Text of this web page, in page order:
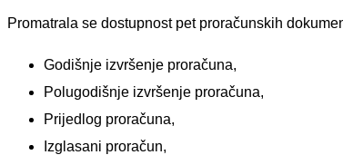
Promatrala se dostupnost pet proračunskih
Godišnje izvršenje proračuna,
Polugodišnje izvršenje proračuna,
Prijedlog proračuna,
Izglasani proračun,